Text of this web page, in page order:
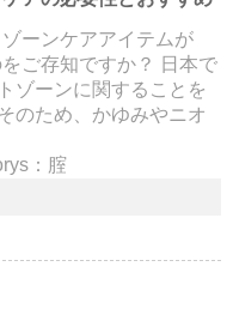
ーンケアアイテムが
ご存知ですか？ 日本で
ゾーンに関することを
のため、かゆみやニオ
： 腟